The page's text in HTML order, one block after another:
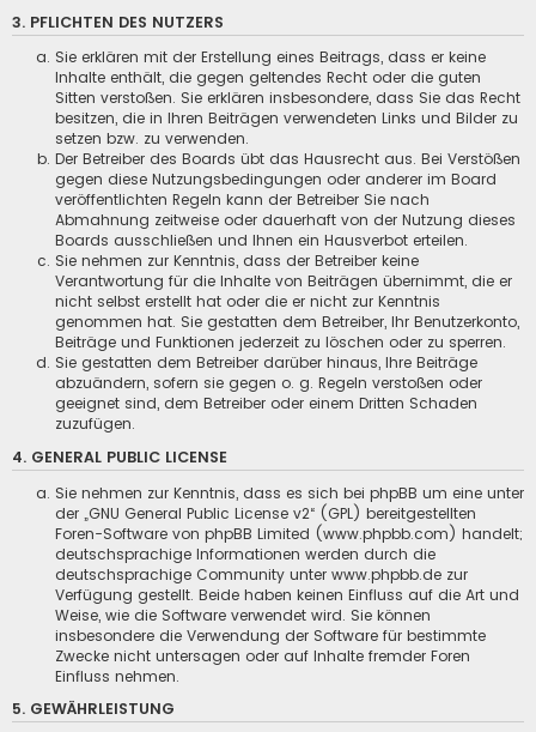
3. PFLICHTEN DES NUTZERS
Sie erklären mit der Erstellung eines Beitrags, dass er keine
Inhalte enthält, die gegen geltendes Recht oder die guten
Sitten verstoßen. Sie erklären insbesondere, dass Sie das Recht
besitzen, die in Ihren Beiträgen verwendeten Links und Bilder zu
setzen bzw. zu verwenden.
Der Betreiber des Boards übt das Hausrecht aus. Bei Verstößen
gegen diese Nutzungsbedingungen oder anderer im Board
veröffentlichten Regeln kann der Betreiber Sie nach
Abmahnung zeitweise oder dauerhaft von der Nutzung dieses
Boards ausschließen und Ihnen ein Hausverbot erteilen.
Sie nehmen zur Kenntnis, dass der Betreiber keine
Verantwortung für die Inhalte von Beiträgen übernimmt, die er
nicht selbst erstellt hat oder die er nicht zur Kenntnis
genommen hat. Sie gestatten dem Betreiber, Ihr Benutzerkonto,
Beiträge und Funktionen jederzeit zu löschen oder zu sperren.
Sie gestatten dem Betreiber darüber hinaus, Ihre Beiträge
abzuändern, sofern sie gegen o. g. Regeln verstoßen oder
geeignet sind, dem Betreiber oder einem Dritten Schaden
zuzufügen.
4. GENERAL PUBLIC LICENSE
Sie nehmen zur Kenntnis, dass es sich bei phpBB um eine unter
der „GNU General Public License v2“ (GPL) bereitgestellten
Foren-Software von phpBB Limited (www.phpbb.com) handelt;
deutschsprachige Informationen werden durch die
deutschsprachige Community unter www.phpbb.de zur
Verfügung gestellt. Beide haben keinen Einfluss auf die Art und
Weise, wie die Software verwendet wird. Sie können
insbesondere die Verwendung der Software für bestimmte
Zwecke nicht untersagen oder auf Inhalte fremder Foren
Einfluss nehmen.
5. GEWÄHRLEISTUNG